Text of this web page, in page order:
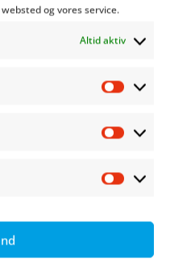
og vores service.
Altid aktiv